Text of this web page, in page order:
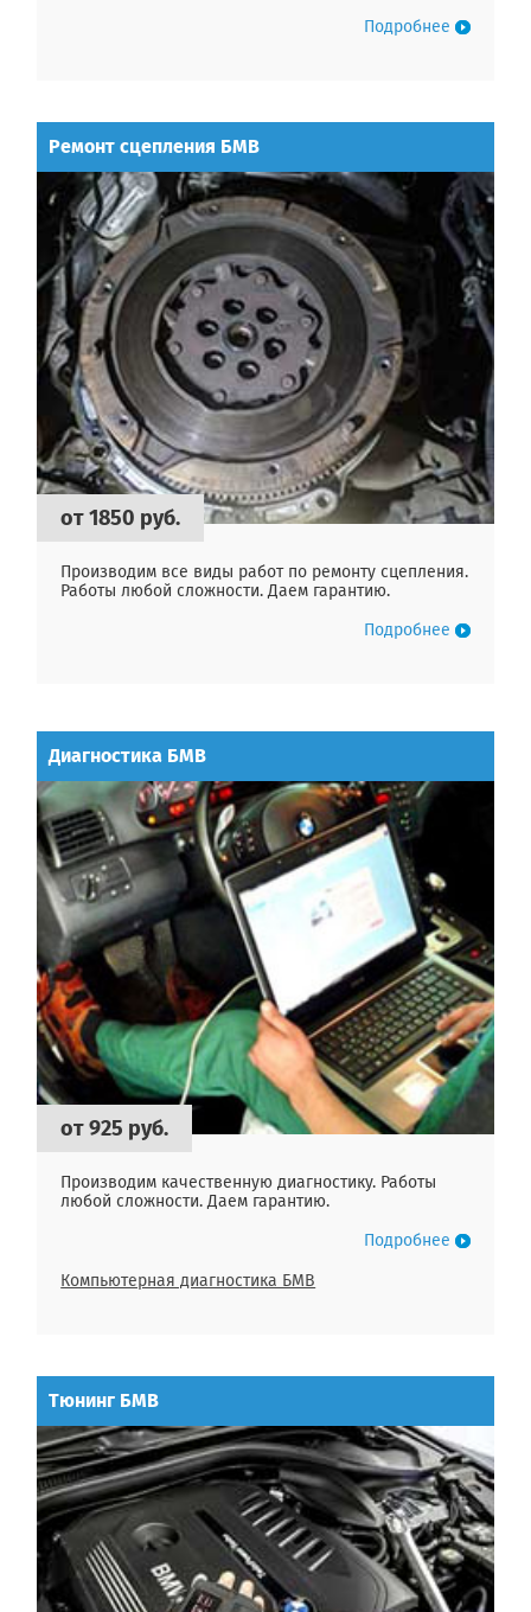
Подробнее
Ремонт сцепления БМВ
от 1850 руб.
Производим все виды работ по ремонту сцепления.
Работы любой сложности. Даем гарантию.
Подробнее
Диагностика БМВ
от 925 руб.
Производим качественную диагностику. Работы
любой сложности. Даем гарантию.
Подробнее
Компьютерная диагностика БМВ
Тюнинг БМВ